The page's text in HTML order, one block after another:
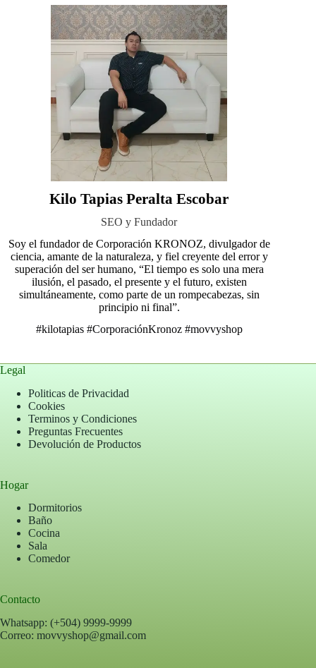
Kilo Tapias Peralta Escobar
SEO y Fundador
Soy el fundador de Corporación KRONOZ, divulgador de
ciencia, amante de la naturaleza, y fiel creyente del error y
superación del ser humano, “El tiempo es solo una mera
ilusión, el pasado, el presente y el futuro, existen
simultáneamente, como parte de un rompecabezas, sin
principio ni final”.
#kilotapias #CorporaciónKronoz #movvyshop
Legal
Politicas de Privacidad
Cookies
Terminos y Condiciones
Preguntas Frecuentes
Devolución de Productos
Hogar
Dormitorios
Baño
Cocina
Sala
Comedor
Contacto
Whatsapp: (+504) 9999-9999
Correo: movvyshop@gmail.com